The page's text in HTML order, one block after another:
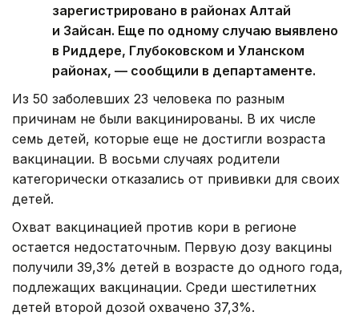
зарегистрировано в районах Алтай
и Зайсан. Еще по одному случаю выявлено
в Риддере, Глубоковском и Уланском
районах, — сообщили в департаменте.
Из 50 заболевших 23 человека по разным
причинам не были вакцинированы. В их числе
семь детей, которые еще не достигли возраста
вакцинации. В восьми случаях родители
категорически отказались от прививки для своих
детей.
Охват вакцинацией против кори в регионе
остается недостаточным. Первую дозу вакцины
получили 39,3% детей в возрасте до одного года,
подлежащих вакцинации. Среди шестилетних
детей второй дозой охвачено 37,3%.